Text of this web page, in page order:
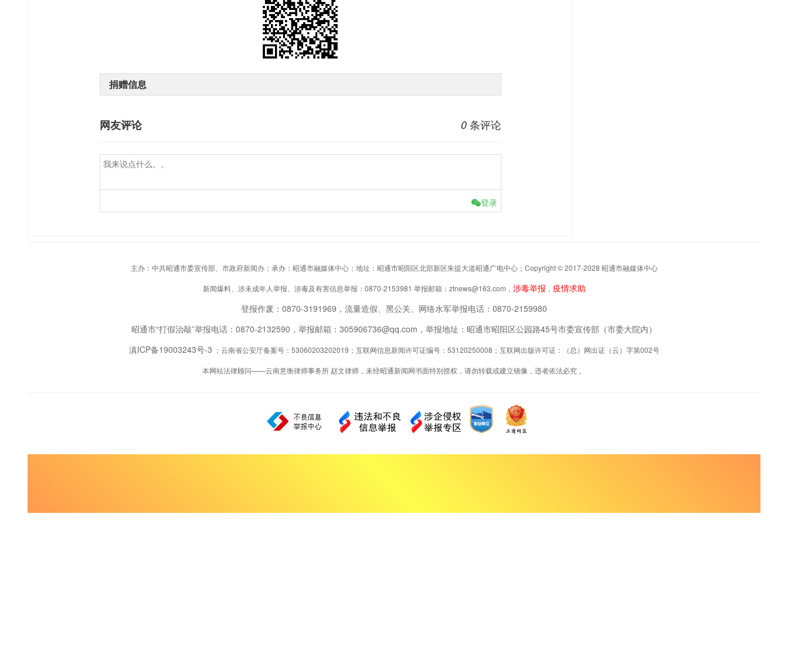
捐赠信息
0条评论
网友评论
登录
主办：中共昭通市委宣传部、市政府新闻办；承办：昭通市融媒体中心；地址：昭通市昭阳区北部新区朱提大道昭通广电中心；Copyright © 2017-2028 昭通市融媒体中心
新闻爆料、涉未成年人举报、涉毒及有害信息举报：0870-2153981 举报邮箱：ztnews@163.com， 涉毒举报 ， 疫情求助
登报作废：0870-3191969，流量造假、黑公关、网络水军举报电话：0870-2159980
昭通市“打假治敲”举报电话：0870-2132590，举报邮箱：305906736@qq.com，举报地址：昭通市昭阳区公园路45号市委宣传部（市委大院内）
滇ICP备19003243号-3 ；云南省公安厅备案号：53060203202019；互联网信息新闻许可证编号：53120250008；互联网出版许可证：（总）网出证（云）字第002号
本网站法律顾问——云南意衡律师事务所 赵文律师，未经昭通新闻网书面特别授权，请勿转载或建立镜像，违者依法必究 。